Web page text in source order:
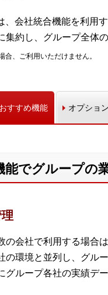
、会社統合機能を利用
集約し、グループ全体
合、ご利用いただけません。
おすすめ機能 オプション
能でグループの
の会社で利用する場
の環境と並列し、グル
グループ各社の実績デ